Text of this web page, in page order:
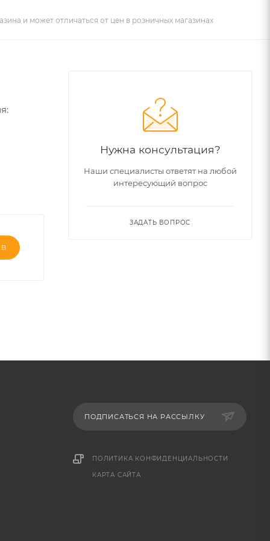
и может отличаться от цен в розничных магазинах
Нужна консультация?
Наши специалисты ответят на любой
интересующий вопрос
ЗАДАТЬ ВОПРОС
ПОДПИСАТЬСЯ НА РАССЫЛКУ
ПОЛИТИКА КОНФИДЕНЦИАЛЬНОСТИ
КАРТА САЙТА